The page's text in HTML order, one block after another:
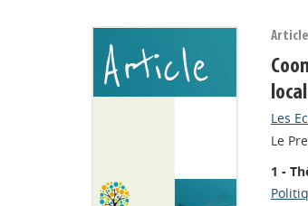
Article
Les
Le
1 -